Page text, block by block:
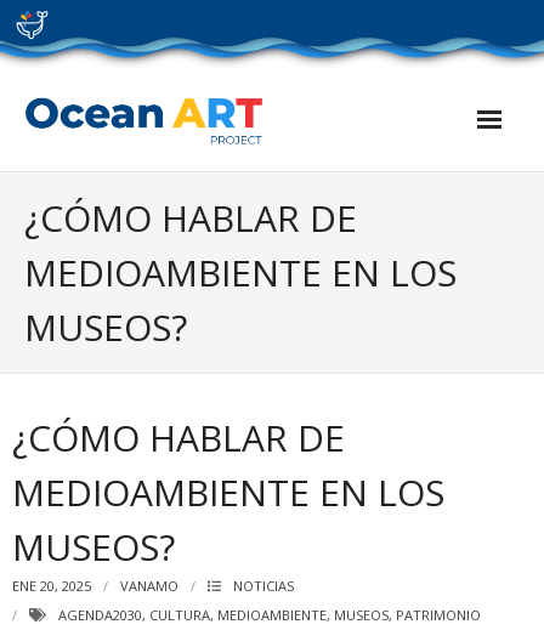
Skip
to
content
¿CÓMO HABLAR DE
MEDIOAMBIENTE EN LOS
MUSEOS?
¿CÓMO HABLAR DE
MEDIOAMBIENTE EN LOS
MUSEOS?
ENE 20, 2025 VANAMO
NOTICIAS
AGENDA2030, CULTURA, MEDIOAMBIENTE, MUSEOS, PATRIMONIO